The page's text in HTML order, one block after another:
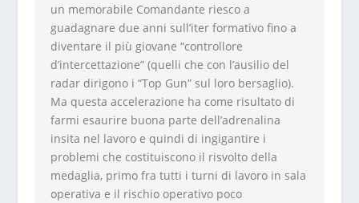
un memorabile Comandante riesco a
guadagnare due anni sull’iter formativo fino a
diventare il più giovane “controllore
d’intercettazione” (quelli che con l’ausilio del
radar dirigono i “Top Gun” sul loro bersaglio).
Ma questa accelerazione ha come risultato di
farmi esaurire buona parte dell’adrenalina
insita nel lavoro e quindi di ingigantire i
problemi che costituiscono il risvolto della
medaglia, primo fra tutti i turni di lavoro in sala
operativa e il rischio operativo poco